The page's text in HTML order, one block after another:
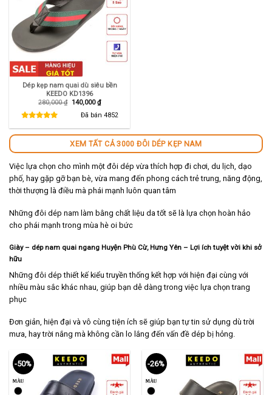
Dép kẹp nam quai dù siêu bền
KEEDO KD1396
280,000₫ Giá
140,000₫Giá
hiện
tại
Đã bán 4852
XEM TẤT CẢ 3000 ĐÔI DÉP KẸP NAM
Việc lựa chọn cho mình một đôi dép vừa thích hợp đi chơi, du lịch, dạo
phố, hay gặp gỡ bạn bè, vừa mang đến phong cách trẻ trung, năng động,
thời thượng là điều mà phái mạnh luôn quan tâm
Những đôi dép nam làm bằng chất liệu da tốt sẽ là lựa chọn hoàn hảo
cho phái mạnh trong mùa hè oi bức
Giày – dép nam quai ngang Huyện Phù Cừ, Hưng Yên – Lợi ích tuyệt vời khi sở
hữu
Những đôi dép thiết kế kiểu truyền thống kết hợp với hiện đại cùng với
nhiều màu sắc khác nhau, giúp bạn dễ dàng trong việc lựa chọn trang
phục
Đơn giản, hiện đại và vô cùng tiện ích sẽ giúp bạn tự tin sử dụng dù trời
mưa, hay trời nắng mà không cần lo lắng đến vấn đề dép bị hỏng.
-50% -26%